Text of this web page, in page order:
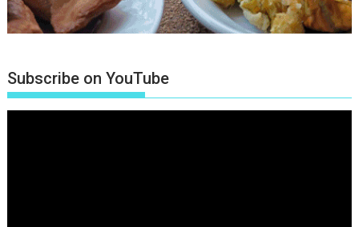
Subscribe on YouTube